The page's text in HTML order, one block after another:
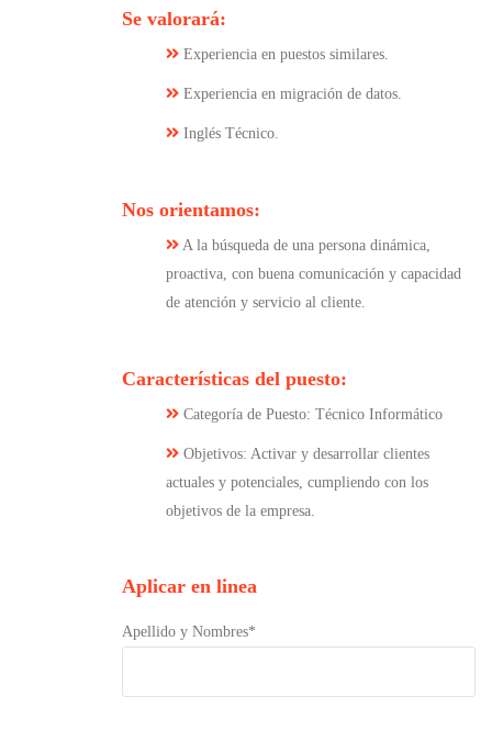
Se valorará:
Experiencia en puestos similares.
Experiencia en migración de datos.
Inglés Técnico.
Nos orientamos:
A la búsqueda de una persona dinámica,
proactiva, con buena comunicación y capacidad
de atención y servicio al cliente.
Características del puesto:
Categoría de Puesto: Técnico Informático
Objetivos: Activar y desarrollar clientes
actuales y potenciales, cumpliendo con los
objetivos de la empresa.
Aplicar en linea
Apellido y Nombres*